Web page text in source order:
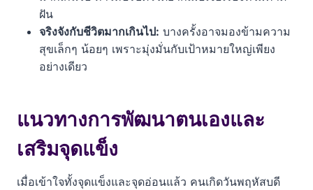
ฝัน
จริงจังกับชีวิตมากเกินไป: บางครั้งอาจมองข้ามความ
สุขเล็กๆ น้อยๆ เพราะมุ่งมั่นกับเป้าหมายใหญ่เพียง
อย่างเดียว
แนวทางการพัฒนาตนเองและ
เสริมจุดแข็ง
เมื่อเข้าใจทั้งจุดแข็งและจุดอ่อนแล้ว คนเกิดวันพฤหัสบดี